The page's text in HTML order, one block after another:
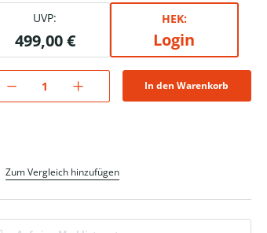
UVP:
499,00 €
HEK:
Login
In den Warenkorb
Zum Vergleich hinzufügen